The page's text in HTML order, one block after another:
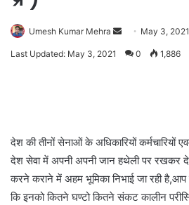
Umesh Kumar Mehra
Send
an
May 3, 2021
Last Updated: May 3, 2021 0 1,886
देश की तीनों सेनाओं के अधिकारियों कर्मचारियों
देश सेवा में अपनी अपनी जान हथेली पर रखकर
करने कराने में अहम भूमिका निभाई जा रही
कि इनको कितने घण्टो कितने संकट कालीन